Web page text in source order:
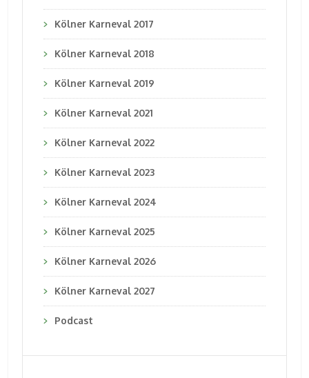
Kölner Karneval 2017
Kölner Karneval 2018
Kölner Karneval 2019
Kölner Karneval 2021
Kölner Karneval 2022
Kölner Karneval 2023
Kölner Karneval 2024
Kölner Karneval 2025
Kölner Karneval 2026
Kölner Karneval 2027
Podcast